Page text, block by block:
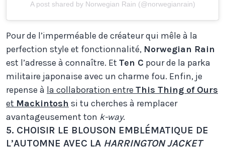
A post shared by Norwegian Rain (@norwegianrain)
Pour de l’imperméable de créateur qui mêle à la
perfection style et fonctionnalité, Norwegian Rain
est l’adresse à connaître. Et Ten C pour de la parka
militaire japonaise avec un charme fou. Enfin, je
repense à la collaboration entre This Thing of Ours
et Mackintosh si tu cherches à remplacer
avantageusement ton k-way.
5. CHOISIR LE BLOUSON EMBLÉMATIQUE DE
L’AUTOMNE AVEC LA HARRINGTON JACKET